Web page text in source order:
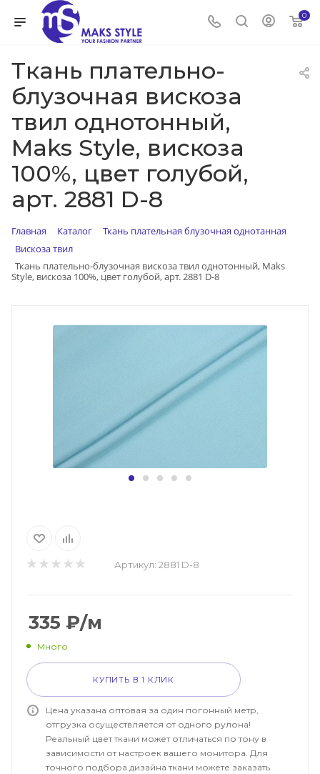
0
Ткань плательно-
блузочная вискоза
твил однотонный,
Maks Style, вискоза
100%, цвет голубой,
арт. 2881 D-8
Главная Каталог
Ткань плательная блузочная однотанная
Вискоза твил
Ткань плательно-блузочная вискоза твил однотонный, Maks
Style, вискоза 100%, цвет голубой, арт. 2881 D-8
Артикул: 2881 D-8
335 ₽/м
Много
КУПИТЬ В 1 КЛИК
Цена указана оптовая за один погонный метр,
отгрузка осуществляется от одного рулона!
Реальный цвет ткани может отличаться по тону в
зависимости от настроек вашего монитора. Для
точного подбора дизайна ткани можете заказать